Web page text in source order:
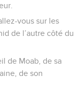
vous sur les
de l’autre côté du
de Moab, de sa
de son